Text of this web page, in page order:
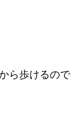
ら歩けるので